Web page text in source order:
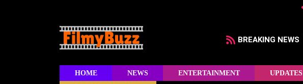
BREAKING NEWS
HOME NEWS ENTERTAINMENT UPDATES